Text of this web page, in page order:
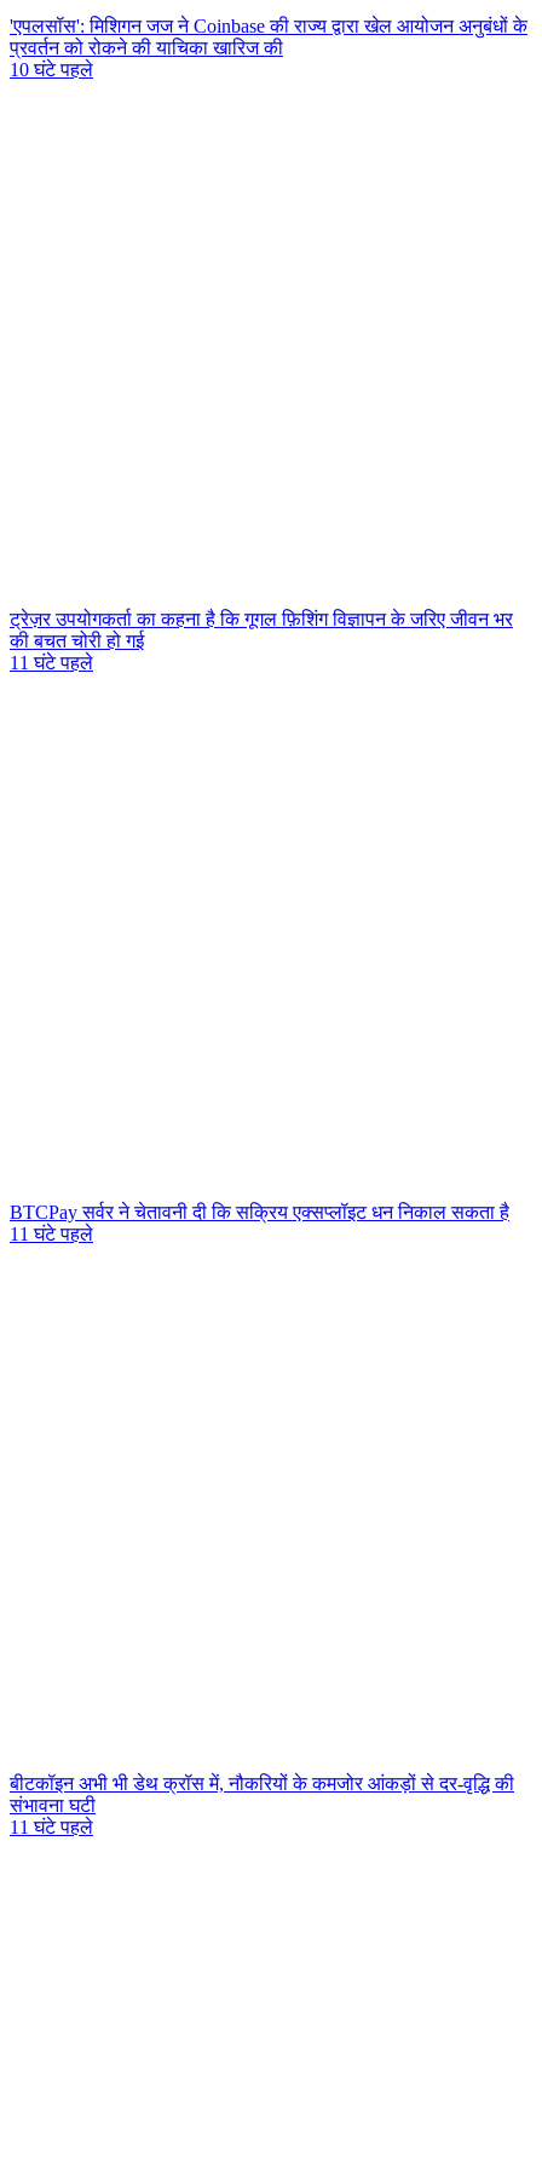
'एपलसॉस': मिशिगन जज ने Coinbase की राज्य द्वारा खेल आयोजन अनुबंधों के
प्रवर्तन को रोकने की याचिका खारिज की
10 घंटे पहले
ट्रेज़र उपयोगकर्ता का कहना है कि गूगल फ़िशिंग विज्ञापन के जरिए जीवन भर
की बचत चोरी हो गई
11 घंटे पहले
BTCPay सर्वर ने चेतावनी दी कि सक्रिय एक्सप्लॉइट धन निकाल सकता है
11 घंटे पहले
बीटकॉइन अभी भी डेथ क्रॉस में, नौकरियों के कमजोर आंकड़ों से दर-वृद्धि की
संभावना घटी
11 घंटे पहले